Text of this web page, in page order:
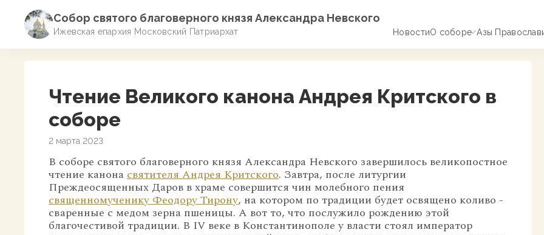
Собор святого благоверного князя Александра Невского
Ижевская епархия Московский Патриархат НовостиО соборе Азы
Чтение Великого канона Андрея Критского в
соборе
2 марта 2023
В соборе святого благоверного князя Александра Невского завершилось великопостное
чтение канонасвятителя Андрея Критского. Завтра, после литургии
Преждеосященных Даров в храме совершится чин молебного пения
священномученику Феодору Тирону, на котором по традиции будет освящено коливо -
сваренные с медом зерна пшеницы. А вот то, что послужило рождению этой
благочестивой традиции. В IV веке в Константинополе у власти стоял император